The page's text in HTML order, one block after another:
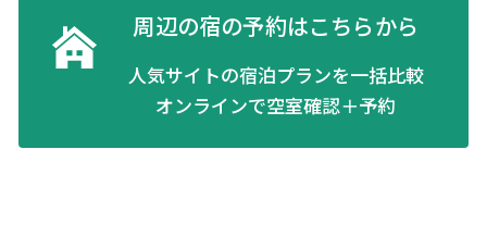
周辺の宿の予約はこちらから
人気サイトの宿泊プランを一括比較
オンラインで空室確認＋予約